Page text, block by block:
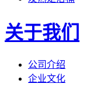
关于我们
公司介绍
企业文化